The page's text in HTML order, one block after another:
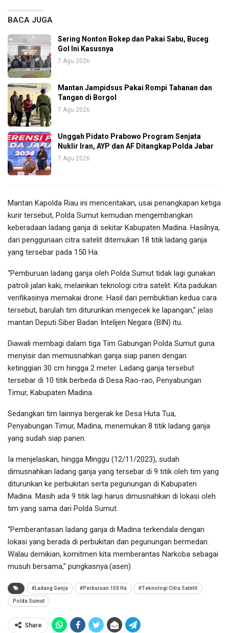
BACA JUGA
Sering Nonton Bokep dan Pakai Sabu, Buceg
Gol Ini Kasusnya
7 Agu 2026
Mantan Jampidsus Pakai Rompi Tahanan dan
Tangan di Borgol
7 Agu 2026
Unggah Pidato Prabowo Program Senjata
Nuklir Iran, AYP dan AF Ditangkap Polda Jabar
7 Agu 2026
Mantan Kapolda Riau ini menceritakan, usai penangkapan ketiga
kurir tersebut, Polda Sumut kemudian mengembangkan
keberadaan ladang ganja di sekitar Kabupaten Madina. Hasilnya,
dari penggunaan citra satelit ditemukan 18 titik ladang ganja
yang tersebar pada 150 Ha.
“Pemburuan ladang ganja oleh Polda Sumut tidak lagi gunakan
patroli jalan kaki, melainkan teknologi citra satelit. Kita padukan
verifikasinya memakai drone. Hasil dari pembuktian kedua cara
tersebut, barulah tim diturunkan mengecek ke lapangan,” jelas
mantan Deputi Siber Badan Intelijen Negara (BIN) itu.
Diawali membagi dalam tiga Tim Gabungan Polda Sumut guna
menyisir dan memusnahkan ganja siap panen dengan
ketinggian 30 cm hingga 2 meter. Ladang ganja tersebut
tersebar di 10 titik berbeda di Desa Rao-rao, Penyabungan
Timur, Kabupaten Madina.
Sedangkan tim lainnya bergerak ke Desa Huta Tua,
Penyabungan Timur, Madina, menemukan 8 titik ladang ganja
yang sudah siap panen.
Ia menjelaskan, hingga Minggu (12/11/2023), sudah
dimusnahkan ladang ganja yang tersebar di 9 titik oleh tim yang
diturunkan ke perbukitan serta pegunungan di Kabupaten
Madina. Masih ada 9 titik lagi harus dimusnahkan di lokasi oleh
tim yang sama dari Polda Sumut.
“Pemberantasan ladang ganja di Madina terkendala dengan
lokasi yang berada di perbukitan dan pegunungan bermedan.
Walau demikian, komitmen kita memberantas Narkoba sebagai
musuh bersama,” pungkasnya.(asen)
#Ladang Ganja #Perburuan 150 Ha #Teknologi Citra Satelit
Polda Sumut
Share